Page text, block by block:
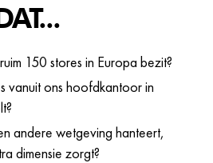
150 stores in Europa bezit?
vanuit ons hoofdkantoor in
andere wetgeving hanteert,
dimensie zorgt?